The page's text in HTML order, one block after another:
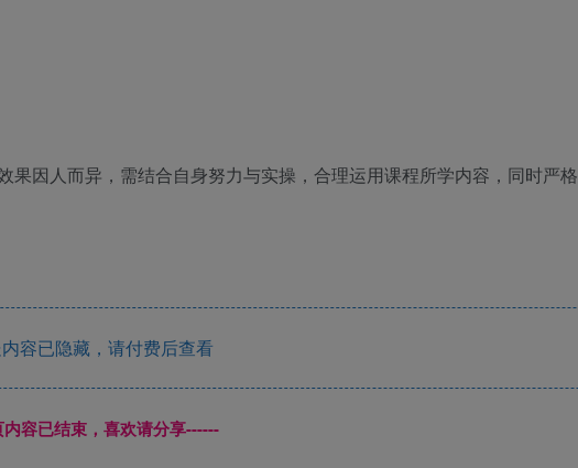
因人而异，需结合自身努力与实操，合理运用课程所学内容，同时严格
容已隐藏，请付费后查看
容已结束，喜欢请分享------